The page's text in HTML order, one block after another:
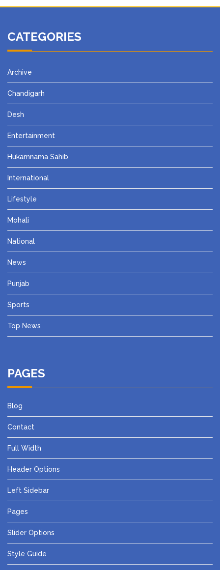
CATEGORIES
Archive
Chandigarh
Desh
Entertainment
Hukamnama Sahib
International
Lifestyle
Mohali
National
News
Punjab
Sports
Top News
PAGES
Blog
Contact
Full Width
Header Options
Left Sidebar
Pages
Slider Options
Style Guide